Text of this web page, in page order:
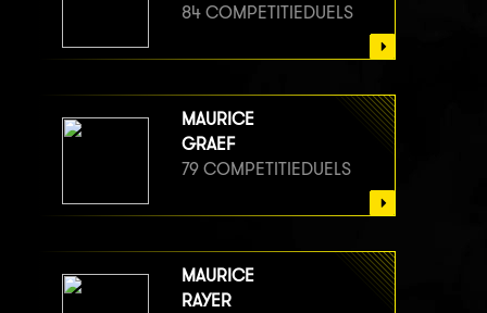
84 COMPETITIEDUELS
MAURICE
GRAEF
79 COMPETITIEDUELS
MAURICE
RAYER